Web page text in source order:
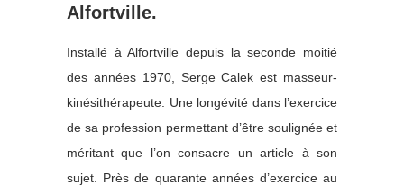
Alfortville.
Installé à Alfortville depuis la seconde moitié
des années 1970, Serge Calek est masseur-
kinésithérapeute. Une longévité dans l’exercice
de sa profession permettant d’être soulignée et
méritant que l’on consacre un article à son
sujet. Près de quarante années d’exercice au